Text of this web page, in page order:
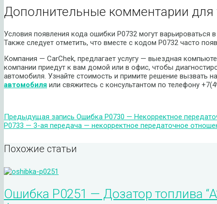
Дополнительные комментарии для
Условия появления кода ошибки P0732 могут варьироваться
Также следует отметить, что вместе с кодом P0732 часто
Компания — CarChek, предлагает услугу — выездная
компании приедут к вам домой или в офис, чтобы
автомобиля. Узнайте стоимость и примите решение вызвать
автомобиля или свяжитесь с консультантом по телефону
Предыдущая запись Ошибка P0730 — Некорректное
P0733 — 3-ая передача — некорректное передаточное
Похожие статьи
Ошибка P0251 — Дозатор топлива